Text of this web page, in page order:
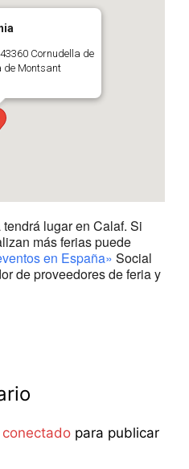
Cornudella de
de Montsant
lugar en Calaf. Si
más ferias puede
en España» Social
de proveedores de feria y
conectado para publicar